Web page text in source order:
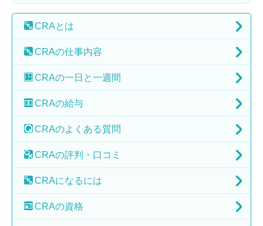
CRAとは
CRAの仕事内容
CRAの一日と一週間
CRAの給与
CRAのよくある質問
CRAの評判・口コミ
CRAになるには
CRAの資格